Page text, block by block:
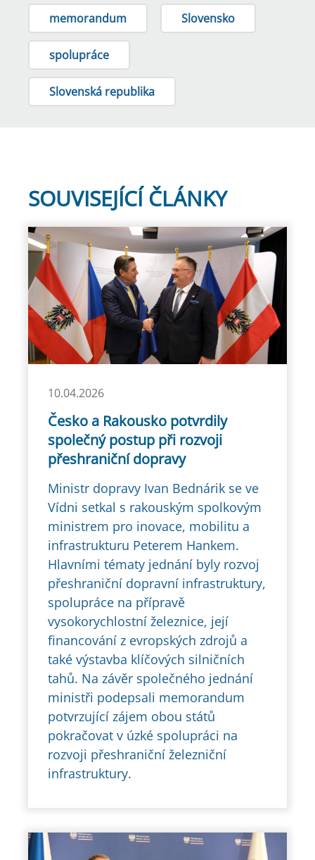
memorandum Slovensko
spolupráce
Slovenská republika
SOUVISEJÍCÍ ČLÁNKY
10.04.2026
Česko a Rakousko potvrdily
společný postup při rozvoji
přeshraniční dopravy
Ministr dopravy Ivan Bednárik se ve
Vídni setkal s rakouským spolkovým
ministrem pro inovace, mobilitu a
infrastrukturu Peterem Hankem.
Hlavními tématy jednání byly rozvoj
přeshraniční dopravní infrastruktury,
spolupráce na přípravě
vysokorychlostní železnice, její
financování z evropských zdrojů a
také výstavba klíčových silničních
tahů. Na závěr společného jednání
ministři podepsali memorandum
potvrzující zájem obou států
pokračovat v úzké spolupráci na
rozvoji přeshraniční železniční
infrastruktury.